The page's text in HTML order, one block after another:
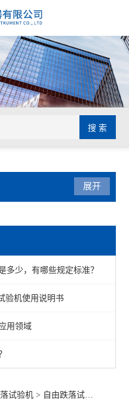
展开
多少，有哪些规定标准？
验机使用说明书
用领域
试验机 > 自由跌落试验机